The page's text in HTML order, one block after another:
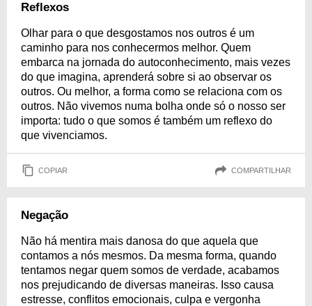
Reflexos
Olhar para o que desgostamos nos outros é um
caminho para nos conhecermos melhor. Quem
embarca na jornada do autoconhecimento, mais vezes
do que imagina, aprenderá sobre si ao observar os
outros. Ou melhor, a forma como se relaciona com os
outros. Não vivemos numa bolha onde só o nosso ser
importa: tudo o que somos é também um reflexo do
que vivenciamos.
COPIAR COMPARTILHAR
Negação
Não há mentira mais danosa do que aquela que
contamos a nós mesmos. Da mesma forma, quando
tentamos negar quem somos de verdade, acabamos
nos prejudicando de diversas maneiras. Isso causa
estresse, conflitos emocionais, culpa e vergonha